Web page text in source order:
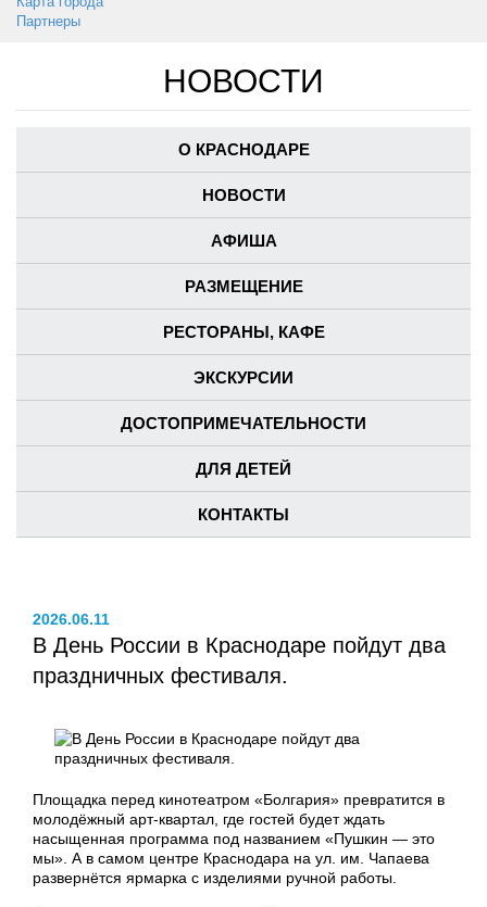
Партнеры
НОВОСТИ
О КРАСНОДАРЕ
НОВОСТИ
АФИША
РАЗМЕЩЕНИЕ
РЕСТОРАНЫ, КАФЕ
ЭКСКУРСИИ
ДОСТОПРИМЕЧАТЕЛЬНОСТИ
ДЛЯ ДЕТЕЙ
КОНТАКТЫ
2026.06.11
В День России в Краснодаре пойдут два
праздничных фестиваля.
Площадка перед кинотеатром «Болгария» превратится в
молодёжный арт-квартал, где гостей будет ждать
насыщенная программа под названием «Пушкин — это
мы». А в самом центре Краснодара на ул. им. Чапаева
развернётся ярмарка с изделиями ручной работы.